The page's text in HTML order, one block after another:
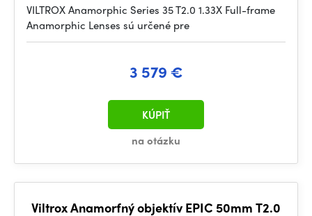
VILTROX Anamorphic Series 35 T2.0 1.33X Full-frame
Anamorphic Lenses sú určené pre
3 579 €
na otázku
KÚPIŤ
Viltrox Anamorfný objektív EPIC 50mm T2.0